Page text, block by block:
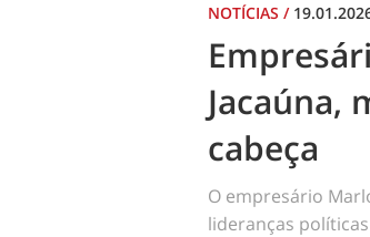
NOTÍCIAS /
Jacaúna,
cabeça
O empresário
lideranças